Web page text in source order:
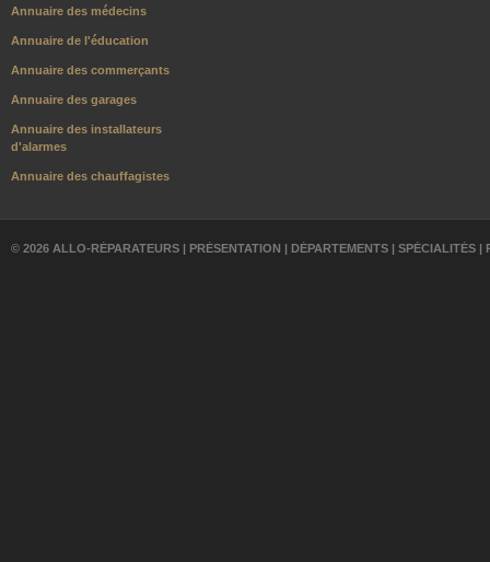
Annuaire des médecins
Annuaire de l'éducation
Annuaire des commerçants
Annuaire des garages
Annuaire des installateurs
d'alarmes
Annuaire des chauffagistes
© 2026 ALLO-RÉPARATEURS | PRÉSENTATION | DÉPARTEMENTS | SPÉCIALITÉS |